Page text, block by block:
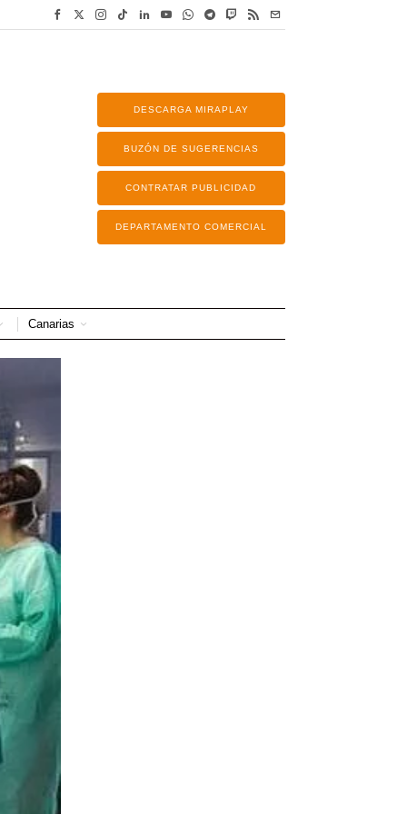
DESCARGA MIRAPLAY
BUZÓN DE SUGERENCIAS
CONTRATAR PUBLICIDAD
DEPARTAMENTO COMERCIAL
Canarias